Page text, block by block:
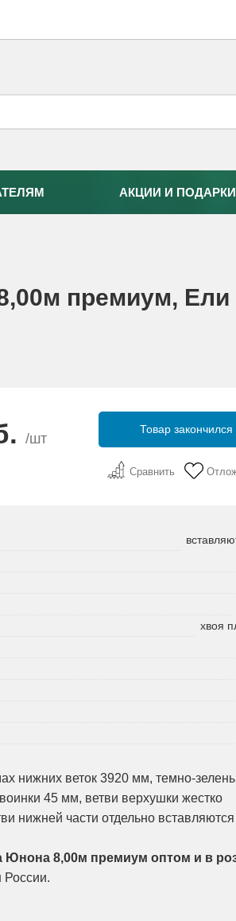
АКЦИИ И ПОДАРКИ
премиум, Eли
/шт
Товар закончился
Сравнить
хвоя
нижних веток 3920 мм, темно-
45 мм, ветви верхушки жестко
нижней части отдельно
Юнона 8,00м премиум оптом и в
России.